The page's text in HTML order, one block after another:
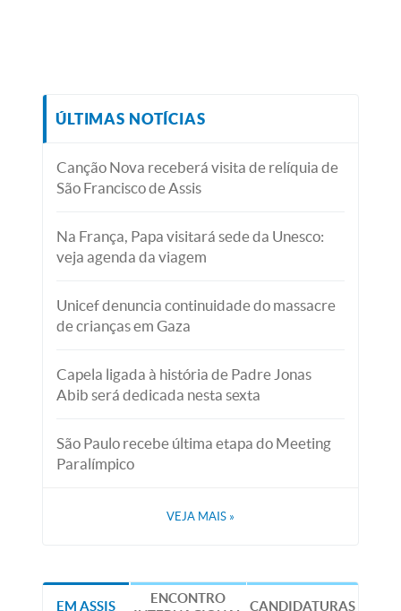
ÚLTIMAS NOTÍCIAS
Canção Nova receberá visita de relíquia de
São Francisco de Assis
Na França, Papa visitará sede da Unesco:
veja agenda da viagem
Unicef denuncia continuidade do massacre
de crianças em Gaza
Capela ligada à história de Padre Jonas
Abib será dedicada nesta sexta
São Paulo recebe última etapa do Meeting
Paralímpico
VEJA MAIS »
EM ASSIS
ENCONTRO
CANDIDATURAS